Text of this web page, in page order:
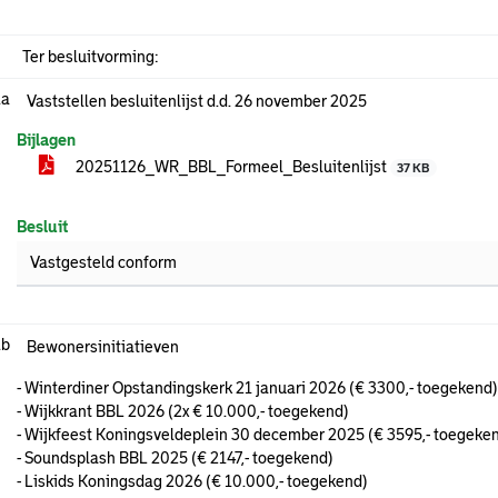
Ter besluitvorming:
Vaststellen besluitenlijst d.d. 26 november 2025
Bijlagen
20251126_WR_BBL_Formeel_Besluitenlijst
37 KB
Besluit
Vastgesteld conform
Bewonersinitiatieven
- Winterdiner Opstandingskerk 21 januari 2026 (€ 3300,- toegekend)
- Wijkkrant BBL 2026 (2x € 10.000,- toegekend)
- Wijkfeest Koningsveldeplein 30 december 2025 (€ 3595,-
- Soundsplash BBL 2025 (€ 2147,- toegekend)
- Liskids Koningsdag 2026 (€ 10.000,- toegekend)